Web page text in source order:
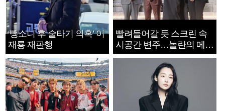
‘뺑소니 후 술타기 의혹’ 이
재룡 재판행
빨려들어갈 듯 스크린 속
시공간 변주…놀란의 메시
지는 ‘전쟁 속죄’